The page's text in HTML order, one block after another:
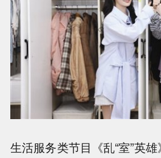
生活服务类节目《乱“室”英